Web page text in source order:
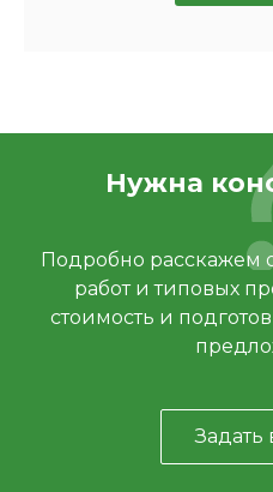
Нужна
Подробно расскажем
работ и типовых
стоимость и
Задать